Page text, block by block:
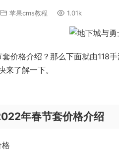
苹果cms教程 1.01k
价格介绍？那么下面就由118
来了解一下。
年春节套价格介绍